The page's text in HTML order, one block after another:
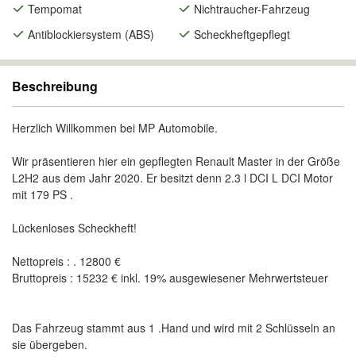
Tempomat
Nichtraucher-Fahrzeug
Antiblockiersystem (ABS)
Scheckheftgepflegt
Beschreibung
Herzlich Willkommen bei MP Automobile.
Wir präsentieren hier ein gepflegten Renault Master in der Größe
L2H2 aus dem Jahr 2020. Er besitzt denn 2.3 l DCI L DCI Motor
mit 179 PS .
Lückenloses Scheckheft!
Nettopreis : . 12800 €
Bruttopreis : 15232 € inkl. 19% ausgewiesener Mehrwertsteuer
Das Fahrzeug stammt aus 1 .Hand und wird mit 2 Schlüsseln an
sie übergeben.